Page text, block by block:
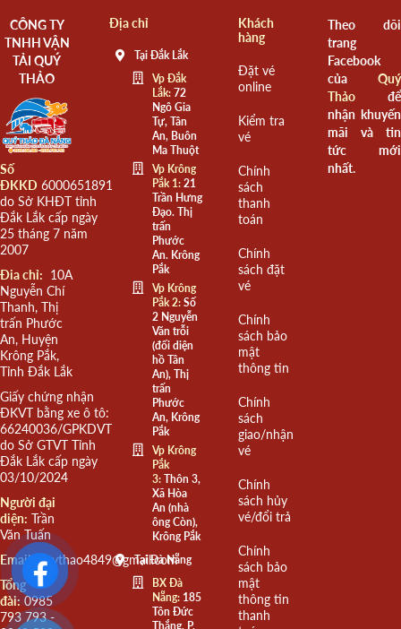
CÔNG TY
TNHH VẬN
TẢI QUÝ
THẢO
Số
ĐKKD 6000651891
do Sở KHĐT tỉnh
Đắk Lắk cấp ngày
25 tháng 7 năm
2007
Đia chỉ: 10A
Nguyễn Chí
Thanh, Thị
trấn Phước
An, Huyện
Krông Pắk,
Tỉnh Đắk Lắk
Giấy chứng nhận
ĐKVT bằng xe ô tô:
66240036/GPKDVT
do Sở GTVT Tỉnh
Đắk Lắk cấp ngày
03/10/2024
Người đại
diện: Trần
Văn Tuấn
Email: quythao4849@gmail.com
Tổng
đài: 0985
793 793 -
Địa chỉ
Tại Đắk Lắk
Vp Đắk
Lắk:72
Ngô Gia
Tự, Tân
An, Buôn
Ma Thuột
Vp Krông
Pắk 1:21
Trần Hưng
Đạo. Thị
trấn
Phước
An. Krông
Pắk
Vp Krông
Pắk 2:Số
2 Nguyễn
Văn trỗi
(đối diện
hồ Tân
An), Thị
trấn
Phước
An, Krông
Pắk
Vp Krông
Pắk
3:Thôn 3,
Xã Hòa
An (nhà
ông Còn),
Krông Pắk
Tại Đà Nẵng
BX Đà
Nẵng:185
Tôn Đức
Thắng, P.
Khách
hàng
Đặt vé
online
Kiểm tra
vé
Chính
sách
thanh
toán
Chính
sách đặt
vé
Chính
sách bảo
mật
thông tin
Chính
sách
giao/nhận
vé
Chính
sách hủy
vé/đổi trả
Chính
sách bảo
mật
thông tin
thanh
Theo dõi
trang
Facebook
của Quý
Thảođể
nhận khuyến
mãi và tin
tức mới
nhất.